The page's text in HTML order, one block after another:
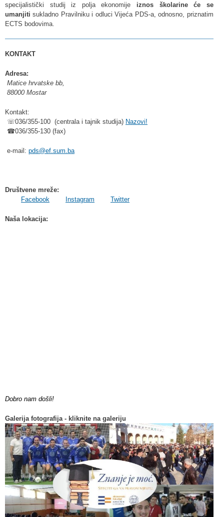
specijalistički studij iz polja ekonomije iznos školarine će se
umanjiti sukladno Pravilniku i odluci Vijeća PDS-a, odnosno, priznatim
ECTS bodovima.
KONTAKT
Adresa:
Matice hrvatske bb,
88000 Mostar
Kontakt:
☏036/355-100 (centrala i tajnik studija) Nazovi!
☎036/355-130 (fax)
e-mail: pds@ef.sum.ba
Društvene mreže:
Facebook
Instagram Twitter
Naša lokacija:
Dobro nam došli!
Galerija fotografija - kliknite na galeriju